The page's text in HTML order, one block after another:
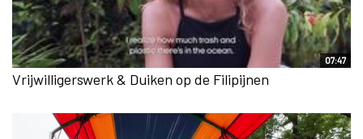
07:47
Vrijwilligerswerk & Duiken op de Filipijnen